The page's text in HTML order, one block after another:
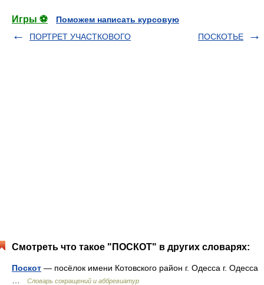
Игры ⚽
Поможем написать курсовую
ПОРТРЕТ УЧАСТКОВОГО
ПОСКОТЬЕ
Смотреть что такое "ПОСКОТ" в других словарях:
Поскот — посёлок имени Котовского район г. Одесса г. Одесса
Словарь сокращений и аббревиатур